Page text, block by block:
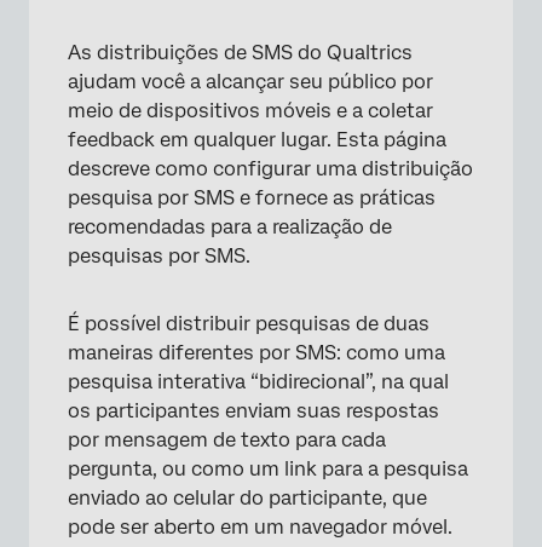
As distribuições de SMS do Qualtrics
ajudam você a alcançar seu público por
meio de dispositivos móveis e a coletar
feedback em qualquer lugar. Esta página
descreve como configurar uma distribuição
pesquisa por SMS e fornece as práticas
recomendadas para a realização de
pesquisas por SMS.
É possível distribuir pesquisas de duas
maneiras diferentes por SMS: como uma
pesquisa interativa “bidirecional”, na qual
os participantes enviam suas respostas
por mensagem de texto para cada
pergunta, ou como um link para a pesquisa
enviado ao celular do participante, que
pode ser aberto em um navegador móvel.